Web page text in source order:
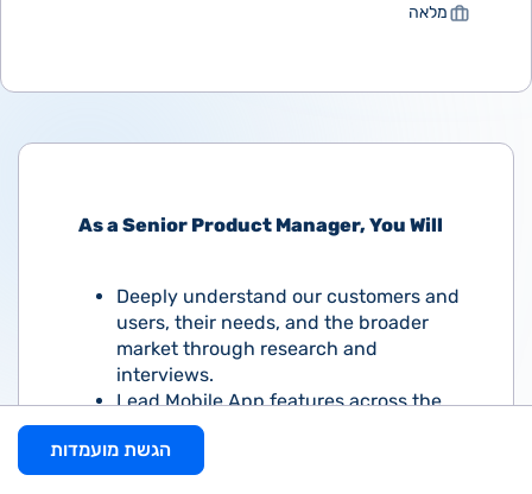
מלאה
As a Senior Product Manager, You Will
Deeply understand our customers and
users, their needs, and the broader
market through research and
interviews.
Lead Mobile App features across the
product: connect the dots between our
users and our product value, and build
the right journeys for them to realize
הגשת מועמדות